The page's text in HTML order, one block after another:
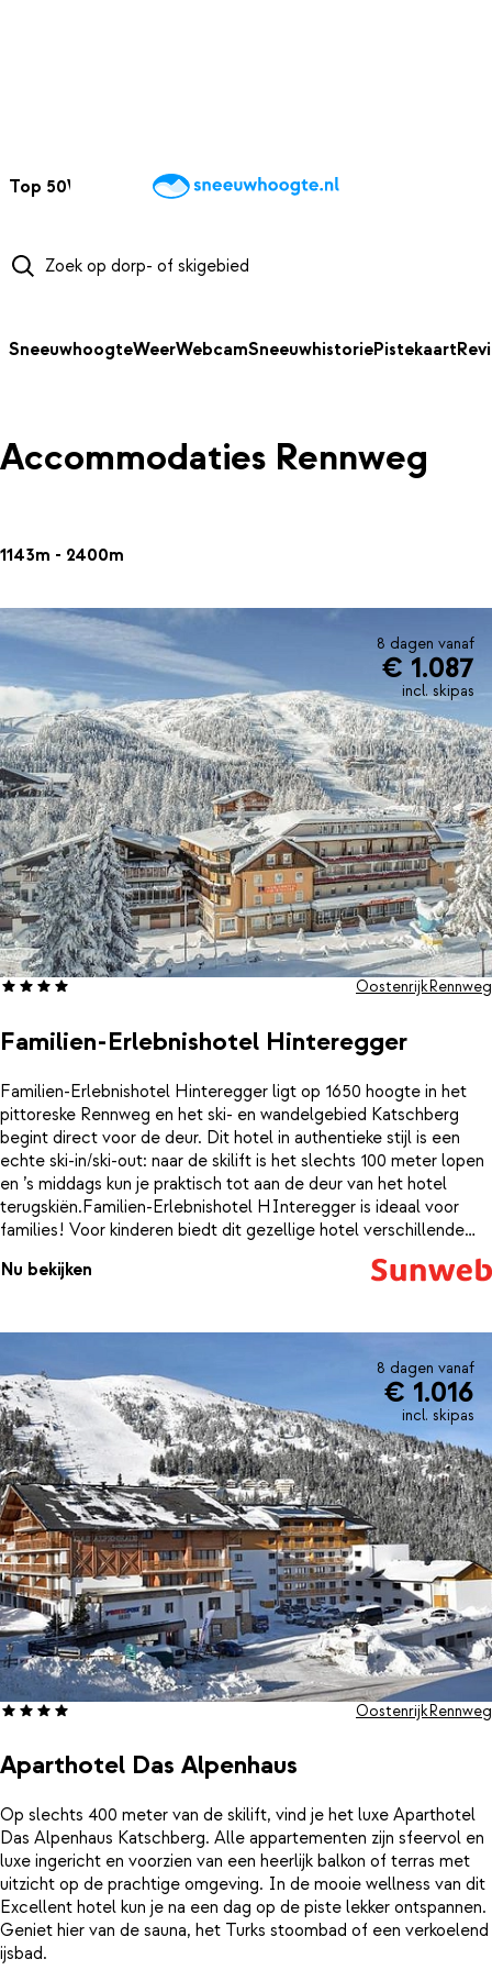
Top 50Webcams WintersportweerKaarten
SneeuwhoogteWeerWebcamSneeuwhistoriePistekaart
Accommodaties Rennweg
1143m - 2400m
8 dagen vanaf
€ 1.087
incl. skipas
Familien-Erlebnishotel Hinteregger
OostenrijkRennweg
Familien-Erlebnishotel Hinteregger ligt op 1650 hoogte in het
pittoreske Rennweg en het ski- en wandelgebied Katschberg
begint direct voor de deur. Dit hotel in authentieke stijl is een
echte ski-in/ski-out: naar de skilift is het slechts 100 meter lopen
en ’s middags kun je praktisch tot aan de deur van het hotel
terugskiën.Familien-Erlebnishotel HInteregger is ideaal voor
families! Voor kinderen biedt dit gezellige hotel verschillende
gevarieerd activiteitenprogramma. De 1500 m² grote spa biedt
massages, schoonheids- en Ayurveda behandelingen te boeken.
Nu bekijken
8 dagen vanaf
€ 1.016
incl. skipas
Aparthotel Das Alpenhaus
OostenrijkRennweg
Op slechts 400 meter van de skilift, vind je het luxe Aparthotel
Das Alpenhaus Katschberg. Alle appartementen zijn sfeervol en
luxe ingericht en voorzien van een heerlijk balkon of terras met
uitzicht op de prachtige omgeving. In de mooie wellness van dit
Excellent hotel kun je na een dag op de piste lekker ontspannen.
Geniet hier van de sauna, het Turks stoombad of een verkoelend
ijsbad.